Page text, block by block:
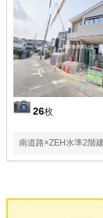
26枚
南道路×ZEH水準2